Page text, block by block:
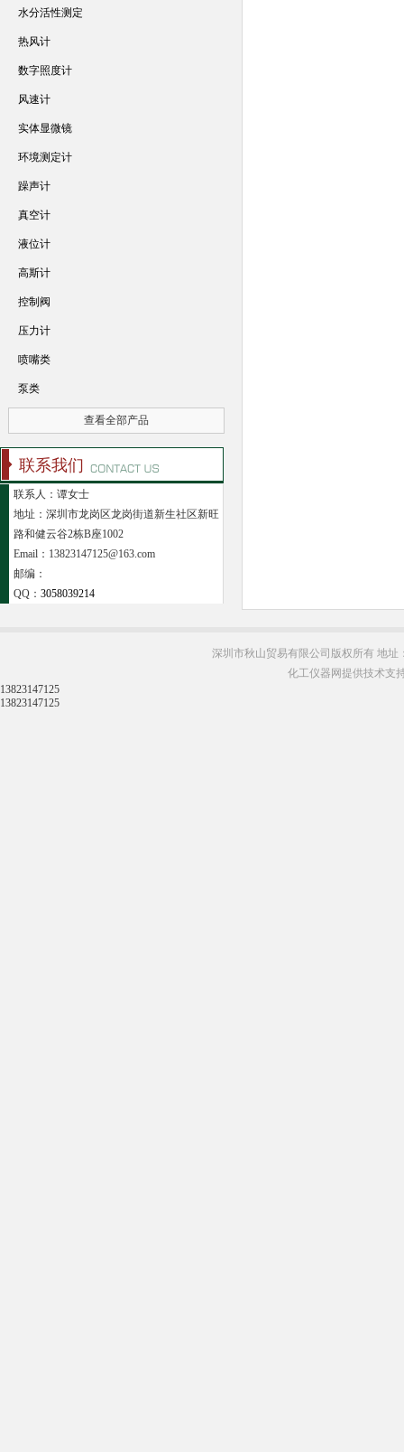
水分活性测定
热风计
数字照度计
风速计
实体显微镜
环境测定计
躁声计
真空计
液位计
高斯计
控制阀
压力计
喷嘴类
泵类
查看全部产品
联系我们
联系人：谭女士
地址：深圳市龙岗区龙岗街道新生社区新旺
路和健云谷2栋B座1002
Email：13823147125@163.com
邮编：
QQ： 3058039214
深圳市秋山贸易有限公司版权所有 地址
化工仪器网提供技术支
13823147125
13823147125